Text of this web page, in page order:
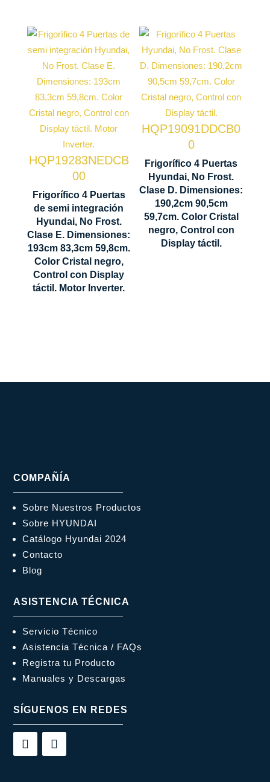
HQP19283NEDCB
00
Frigorífico 4 Puertas
de semi integración
Hyundai, No Frost.
Clase E. Dimensiones:
193cm 83,3cm 59,8cm.
Color Cristal negro,
Control con Display
táctil. Motor Inverter.
Tecnología
No Frost
Ventilación
Multi Air
Flow
Sistema
Antibacteria
Interior
Metal
Cooling
1930 x 833
x 598 mm
HQP19091DDCB0
0
Frigorífico 4 Puertas
Hyundai, No Frost.
Clase D. Dimensiones:
190,2cm 90,5cm
59,7cm. Color Cristal
negro, Control con
Display táctil.
Tecnología
No Frost
Ventilación
Multi Air
Flow
Interior
Metal
Cooling
Control
Display
LED táctil
COMPAÑÍA
Sobre Nuestros Productos
Sobre HYUNDAI
Catálogo Hyundai 2024
Contacto
Blog
ASISTENCIA TÉCNICA
Servicio Técnico
Asistencia Técnica / FAQs
Registra tu Producto
Manuales y Descargas
SÍGUENOS EN REDES